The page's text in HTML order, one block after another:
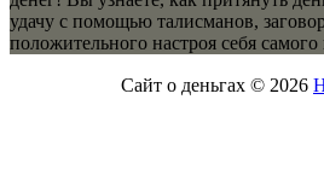
удачу с помощью талисманов,
положительного настроя себя
Сайт о деньгах © 2026